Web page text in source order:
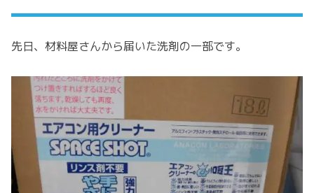
先日、材料屋さんから届いた洗剤の一部です。